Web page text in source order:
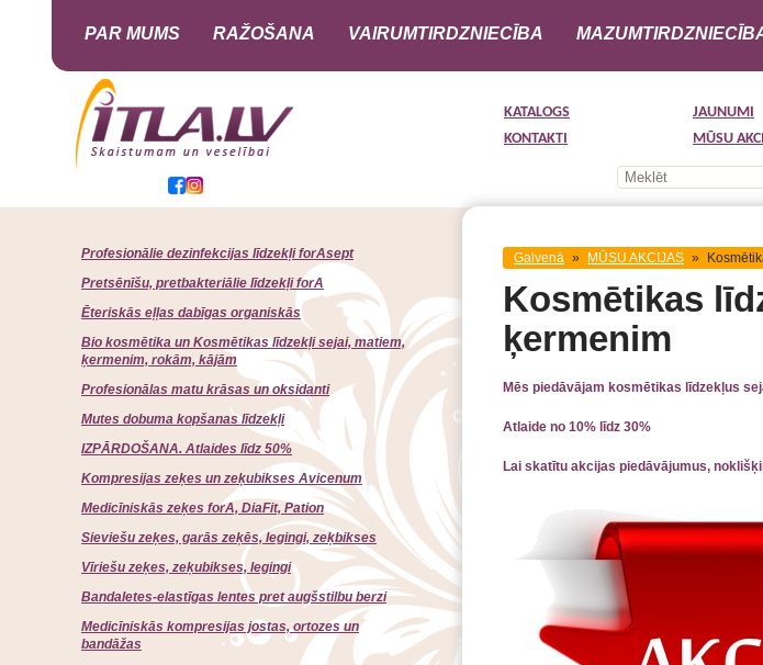
KATALOGS JAUNUMI
KONTAKTI
MŪSU
PAR MUMS RAŽOŠANA VAIRUMTIRDZNIECĪBA
Galvenā » MŪSU AKCIJAS »
Kosmētikas
ķermenim
Mēs piedāvājam kosmētikas līdzekļus
Atlaide no 10% līdz 30%
Lai skatītu akcijas piedāvājumus,
Profesionālie dezinfekcijas līdzekļi forAsept
Pretsēnīšu, pretbakteriālie līdzekļi forA
Ēteriskās eļļas dabīgas organiskās
Bio kosmētika un Kosmētikas līdzekļi sejai, matiem,
ķermenim, rokām, kājām
Profesionālas matu krāsas un oksidanti
Mutes dobuma kopšanas līdzekļi
IZPĀRDOŠANA. Atlaides līdz 50%
Kompresijas zeķes un zeķubikses Avicenum
Medicīniskās zeķes forA, DiaFit, Pation
Sieviešu zeķes, garās zeķēs, legingi, zeķbikses
Vīriešu zeķes, zeķubikses, legingi
Bandaletes-elastīgas lentes pret augšstilbu berzi
Medicīniskās kompresijas jostas, ortozes un
bandāžas